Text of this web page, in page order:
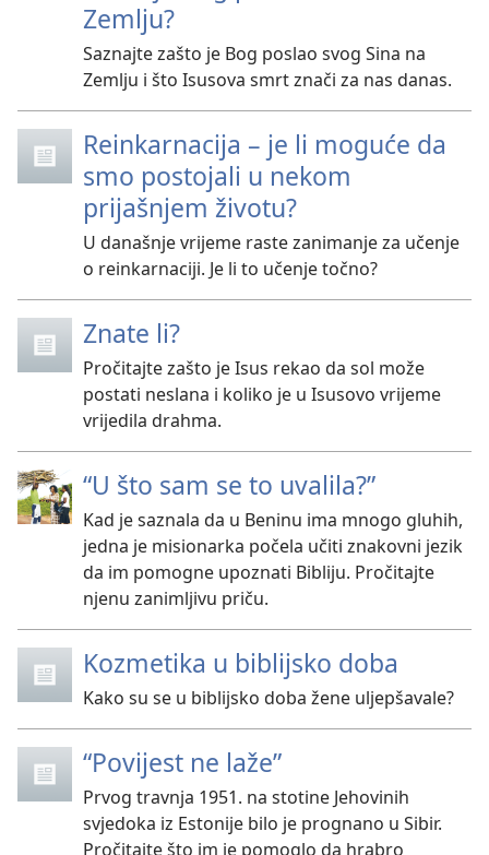
Zemlju?
Saznajte zašto je Bog poslao svog Sina na
Zemlju i što Isusova smrt znači za nas danas.
Reinkarnacija – je li moguće da
smo postojali u nekom
prijašnjem životu?
U današnje vrijeme raste zanimanje za učenje
o reinkarnaciji. Je li to učenje točno?
Znate li?
Pročitajte zašto je Isus rekao da sol može
postati neslana i koliko je u Isusovo vrijeme
vrijedila drahma.
“U što sam se to uvalila?”
Kad je saznala da u Beninu ima mnogo gluhih,
jedna je misionarka počela učiti znakovni jezik
da im pomogne upoznati Bibliju. Pročitajte
njenu zanimljivu priču.
Kozmetika u biblijsko doba
Kako su se u biblijsko doba žene uljepšavale?
“Povijest ne laže”
Prvog travnja 1951. na stotine Jehovinih
svjedoka iz Estonije bilo je prognano u Sibir.
Pročitajte što im je pomoglo da hrabro